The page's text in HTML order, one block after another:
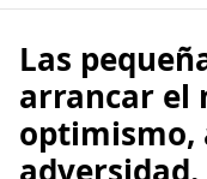
Las
arrancar el
optimismo,